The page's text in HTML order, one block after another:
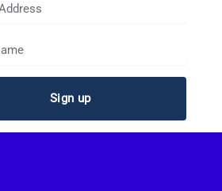
Sign up